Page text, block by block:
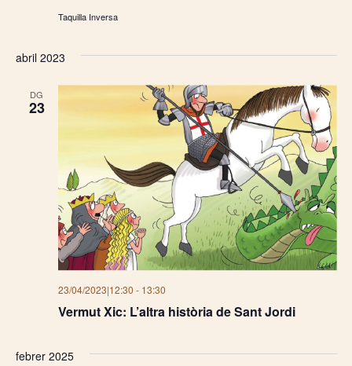
Taquilla Inversa
abril 2023
DG
23
Vermut Xic: L’altra història de Sant Jordi
23/04/2023|12:30 - 13:30
febrer 2025